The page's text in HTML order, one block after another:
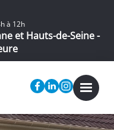
à 12h
et Hauts-de-Seine -